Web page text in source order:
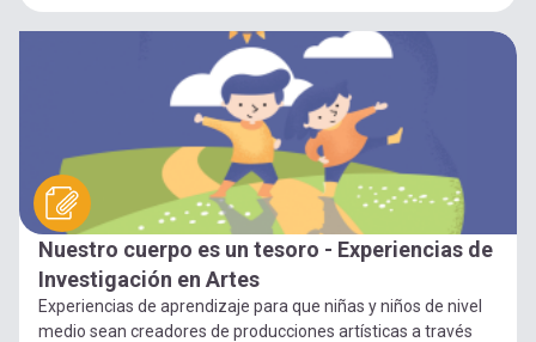
Nuestro cuerpo es un tesoro - Experiencias de
Investigación en Artes
Experiencias de aprendizaje para que niñas y niños de nivel
medio sean creadores de producciones artísticas a través